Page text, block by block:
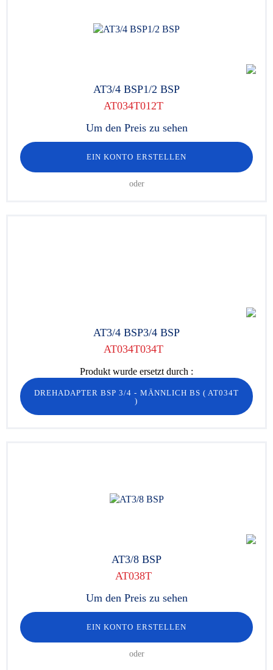
AT3/4 BSP1/2 BSP
AT034T012T
Um den Preis zu sehen
EIN KONTO ERSTELLEN
oder
AT3/4 BSP3/4 BSP
AT034T034T
Produkt wurde ersetzt durch :
DREHADAPTER BSP 3/4 - MÄNNLICH BS (AT034T
)
AT3/8 BSP
AT038T
Um den Preis zu sehen
EIN KONTO ERSTELLEN
oder